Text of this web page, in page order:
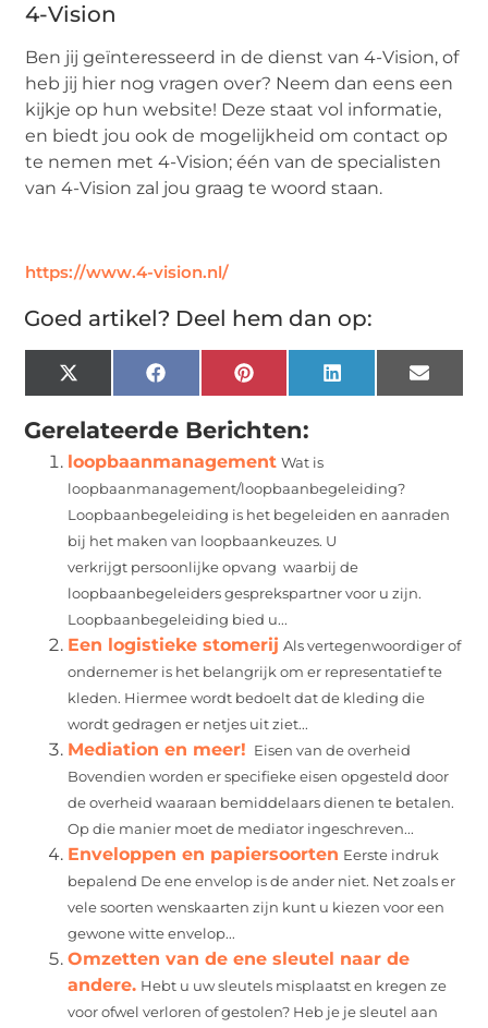
4-Vision
Ben jij geïnteresseerd in de dienst van 4-Vision, of
heb jij hier nog vragen over? Neem dan eens een
kijkje op hun website! Deze staat vol informatie,
en biedt jou ook de mogelijkheid om contact op
te nemen met 4-Vision; één van de specialisten
van 4-Vision zal jou graag te woord staan.
https://www.4-vision.nl/
Goed artikel? Deel hem dan op:
X
(Twitter)
FacebookPinterest LinkedIn Email
Gerelateerde Berichten:
loopbaanmanagement Wat is
loopbaanmanagement/loopbaanbegeleiding?
Loopbaanbegeleiding is het begeleiden en aanraden
bij het maken van loopbaankeuzes. U
verkrijgt persoonlijke opvang waarbij de
loopbaanbegeleiders gesprekspartner voor u zijn.
Loopbaanbegeleiding bied u...
Een logistieke stomerij Als vertegenwoordiger of
ondernemer is het belangrijk om er representatief te
kleden. Hiermee wordt bedoelt dat de kleding die
wordt gedragen er netjes uit ziet...
Mediation en meer! Eisen van de overheid
Bovendien worden er specifieke eisen opgesteld door
de overheid waaraan bemiddelaars dienen te betalen.
Op die manier moet de mediator ingeschreven...
Enveloppen en papiersoorten Eerste indruk
bepalend De ene envelop is de ander niet. Net zoals er
vele soorten wenskaarten zijn kunt u kiezen voor een
gewone witte envelop...
Omzetten van de ene sleutel naar de
andere. Hebt u uw sleutels misplaatst en kregen ze
voor ofwel verloren of gestolen? Heb je je sleutel aan